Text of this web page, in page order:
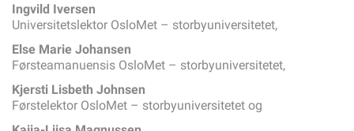
Vinnerne av årets NM kommer fra Byremo vgs i Agder
Å møte mennesker som har det vanskelig
Videreutdanningen blir ikke brukt godt nok
Å snakke om selvmordstanker kan redde liv
Hva skal jeg finne på i dag?
Utfordringer med boliger i nesten 9 av 10 kommuner
Ingvild Iversen
Universitetslektor OsloMet – storbyuniversitetet,
Else Marie Johansen
Førsteamanuensis OsloMet – storbyuniversitetet,
Kjersti Lisbeth Johnsen
Førstelektor OsloMet – storbyuniversitetet og